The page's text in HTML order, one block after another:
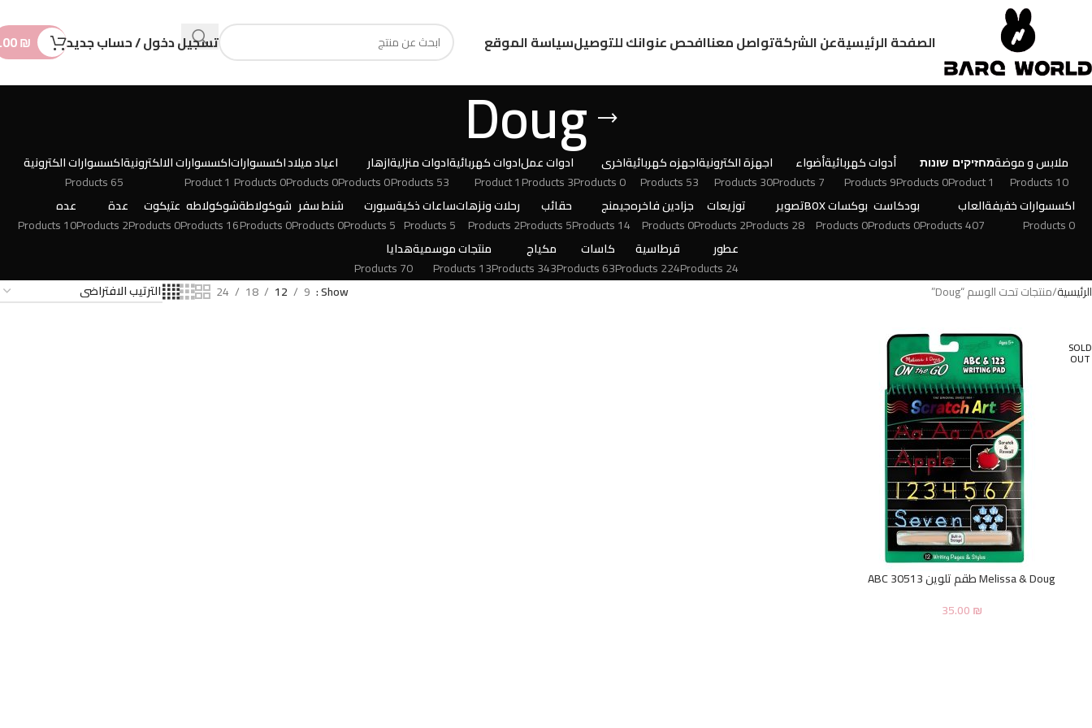
الصفحة الرئيسيةعن الشركةتواصل معناافحص عنوانك للتوصيلسياسة الموقع تسجيل دخول / حساب جديد ₪
Doug
ملابس و موضة
10 Products
מחזיקים
1 Product
שונות
0 Products
أدوات كهربائية
9 Products
أضواء
7 Products
اجهزة الكترونية
30 Products
اجهزه كهربائية
53 Products
اخرى
0 Products
ادوات عمل
3 Products
ادوات كهربائية
1 Product
ادوات منزلية
53 Products
ازهار
0 Products
اعياد ميلاد
0 Products
اكسسوارات
0 Products
اكسسوارات الالكترونية
1 Product
اكسسوارات الكترونية
65 Products
اكسسوارات خفيفة
0 Products
العاب
407 Products
بودكاست
0 Products
بوكسات BOX
0 Products
تصوير
28 Products
توزيعات
2 Products
جزادين فاخره
0 Products
جيمنج
14 Products
حقائب
5 Products
رحلات ونزهات
2 Products
ساعات ذكية
5 Products
سبورت
5 Products
شنط سفر
0 Products
شوكولاطة
0 Products
شوكولاطه
16 Products
عتيكوت
0 Products
عدة
2 Products
عده
10 Products
عطور
24 Products
قرطاسية
224 Products
كاسات
63 Products
مكياج
343 Products
منتجات موسمية
13 Products
هدايا
70 Products
الرئيسية منتجات تحت الوسم “Doug” Show
9
12
18
24
SOLD
OUT
Melissa & Doug طقم تلوين ABC 30513
35.00₪